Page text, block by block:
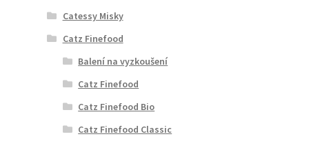
Catessy Misky
Catz Finefood
Balení na vyzkoušení
Catz Finefood
Catz Finefood Bio
Catz Finefood Classic